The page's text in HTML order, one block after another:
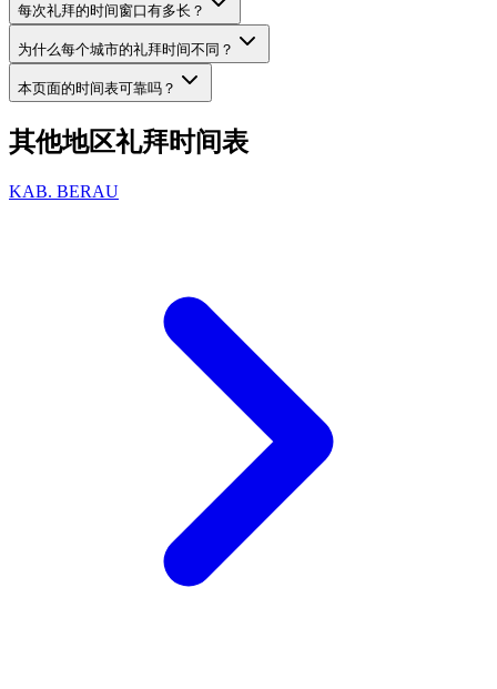
每次礼拜的时间窗口有多长？
为什么每个城市的礼拜时间不同？
本页面的时间表可靠吗？
其他地区礼拜时间表
KAB. BERAU